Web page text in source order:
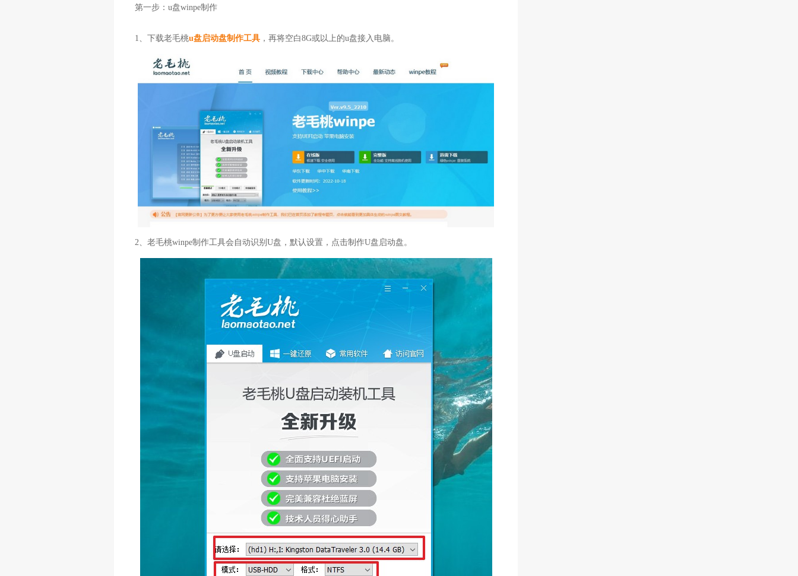
第一步：u盘winpe制作
1、下载老毛桃u盘启动盘制作工具 ，再将空白8G或以上的u盘接入电脑。
2、老毛桃winpe制作工具会自动识别U盘，默认设置，点击制作U盘启动盘。